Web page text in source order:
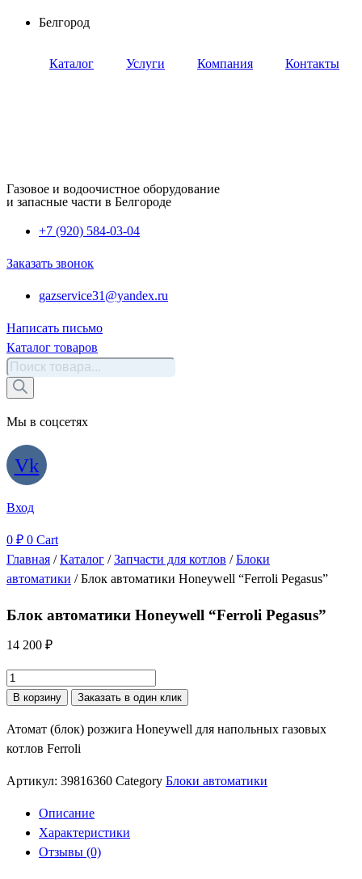
Перейти
содержимому
Белгород
Каталог Услуги Компания Контакты
Газовое и водоочистное оборудование
и запасные части в Белгороде
+7 (920) 584-03-04
Заказать звонок
gazservice31@yandex.ru
Написать письмо
Каталог товаров
Поиск
товаров
Мы в соцсетях
Vk
Вход
0 ₽ 0 Cart
Главная /Каталог /Запчасти для котлов /Блоки
автоматики / Блок автоматики Honeywell “Ferroli Pegasus”
Блок автоматики Honeywell “Ferroli Pegasus”
14 200 ₽
Количество
товара
автоматики
Honeywell
"Ferroli
В корзину Заказать в один клик
Атомат (блок) розжига Honeywell для напольных газовых
котлов Ferroli
Артикул: 39816360 Category Блоки автоматики
Описание
Характеристики
Отзывы (0)